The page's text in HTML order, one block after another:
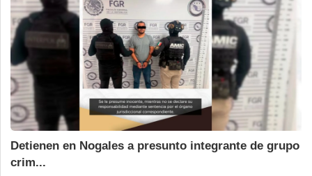
Detienen en Nogales a presunto integrante de grupo
crim...